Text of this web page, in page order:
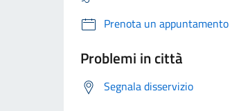
Prenota un appuntamento
Problemi in città
Segnala disservizio